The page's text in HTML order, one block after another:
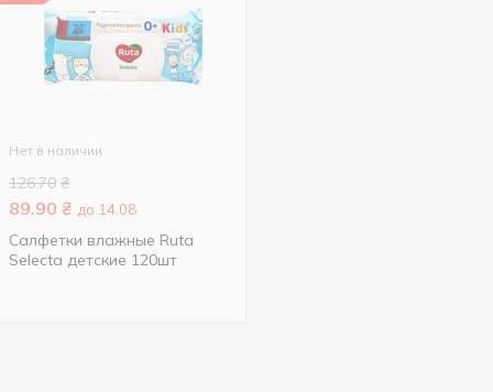
Нет в наличии
126.70 ₴
89.90 ₴ до 14.08
Салфетки влажные Ruta
Selecta детские 120шт